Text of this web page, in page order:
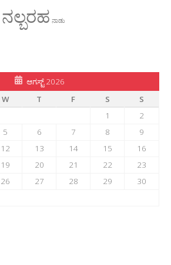
ನಲ್ಬರಹ ನಾಡು
ಆಗಸ್ಟ್ 2026
W T F S
S
1
2
5 6 7 8
9
12 13 14 15
16
19 20 21 22
23
26 27 28 29
30